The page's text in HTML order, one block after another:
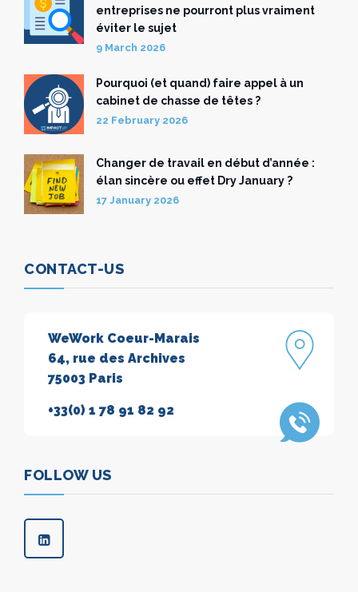
entreprises ne pourront plus vraiment
éviter le sujet
9 March 2026
Pourquoi (et quand) faire appel à un
cabinet de chasse de têtes ?
22 February 2026
Changer de travail en début d’année :
élan sincère ou effet Dry January ?
17 January 2026
CONTACT-US
WeWork Coeur-Marais
64, rue des Archives
75003 Paris
+33(0) 1 78 91 82 92
FOLLOW US